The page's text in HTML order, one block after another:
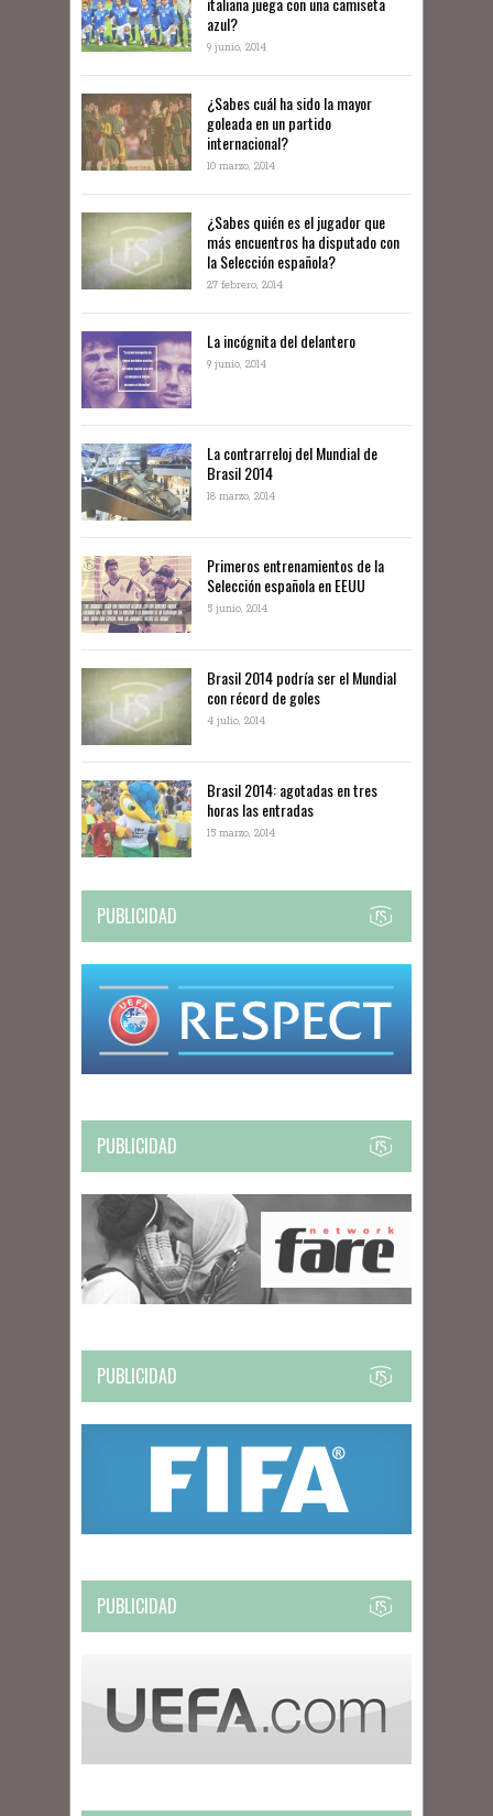
azul?
9 junio, 2014
¿Sabes cuál ha sido la mayor
goleada en un partido
internacional?
10 marzo, 2014
¿Sabes quién es el jugador que
más encuentros ha disputado con
la Selección española?
27 febrero, 2014
La incógnita del delantero
9 junio, 2014
La contrarreloj del Mundial de
Brasil 2014
18 marzo, 2014
Primeros entrenamientos de la
Selección española en EEUU
5 junio, 2014
Brasil 2014 podría ser el Mundial
con récord de goles
4 julio, 2014
Brasil 2014: agotadas en tres
horas las entradas
15 marzo, 2014
PUBLICIDAD
PUBLICIDAD
PUBLICIDAD
PUBLICIDAD